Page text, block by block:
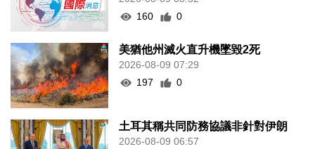
160
0
美猶他州滅火直升機墜毀2死
2026-08-09 07:29
197
0
土耳其稱共同防務協議非針對伊朗
2026-08-09 06:57